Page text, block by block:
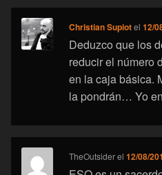
Christian Supiotel12/
Deduzco que los
reducir el número
en la caja básica.
la pondrán… Yo
TheOutsiderel12/08/